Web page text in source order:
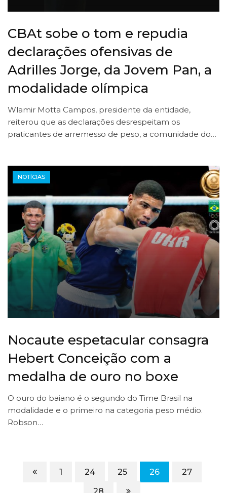
CBAt sobe o tom e repudia
declarações ofensivas de
Adrilles Jorge, da Jovem Pan, a
modalidade olímpica
Wlamir Motta Campos, presidente da entidade,
reiterou que as declarações desrespeitam os
praticantes de arremesso de peso, a comunidade do…
NOTÍCIAS
Nocaute espetacular consagra
Hebert Conceição com a
medalha de ouro no boxe
O ouro do baiano é o segundo do Time Brasil na
modalidade e o primeiro na categoria peso médio.
Robson…
1 24 25 26
27